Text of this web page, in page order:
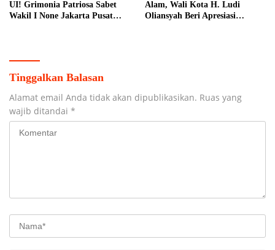
UI! Grimonia Patriosa Sabet
Wakil I None Jakarta Pusat
Alam, Wali Kota H. Ludi
Oliansyah Beri Apresiasi
Tinggalkan Balasan
Alamat email Anda tidak akan dipublikasikan. Ruas yang
wajib ditandai *